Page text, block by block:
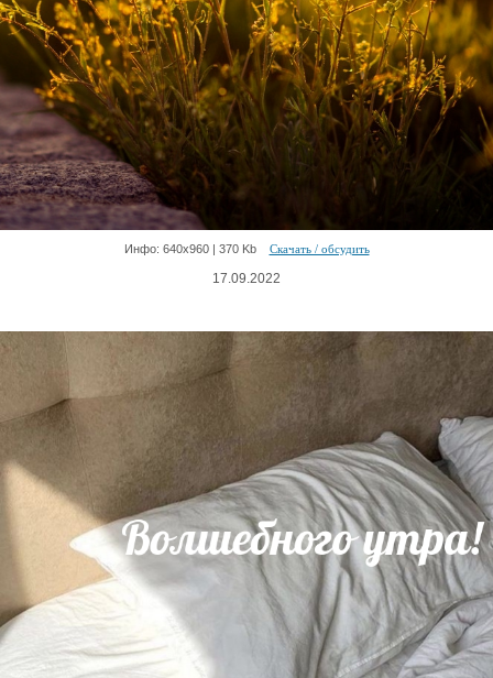
Инфо: 640х960 | 370 Kb Скачать / обсудить
17.09.2022